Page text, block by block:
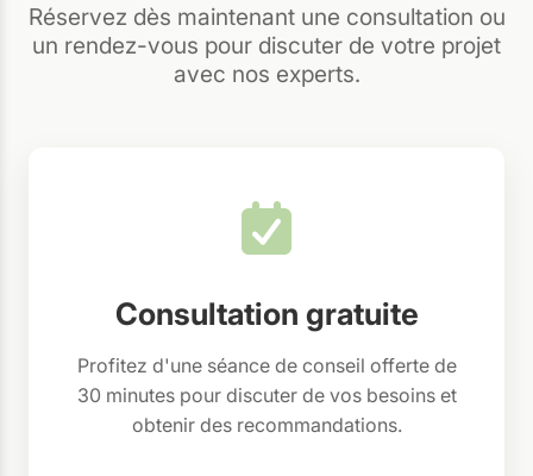
Réservez dès maintenant une consultation ou
un rendez-vous pour discuter de votre projet
avec nos experts.
Consultation gratuite
Profitez d'une séance de conseil offerte de
30 minutes pour discuter de vos besoins et
obtenir des recommandations.